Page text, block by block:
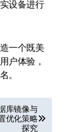
设备进行
一个既美
户体验，
。
库镜像与
优化策略
探究